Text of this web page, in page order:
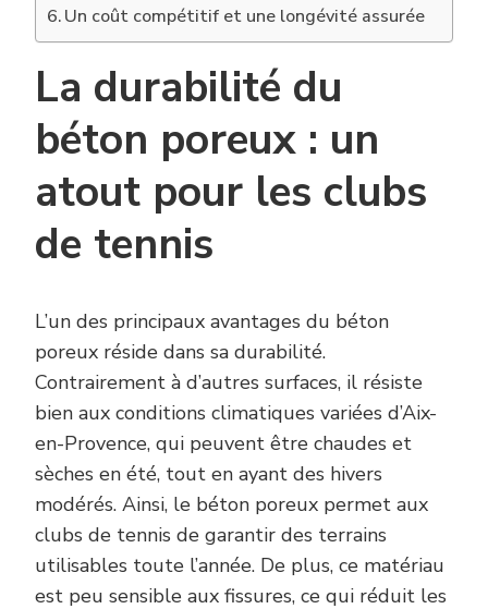
Un coût compétitif et une longévité assurée
La durabilité du
béton poreux : un
atout pour les clubs
de tennis
L’un des principaux avantages du béton
poreux réside dans sa durabilité.
Contrairement à d’autres surfaces, il résiste
bien aux conditions climatiques variées d’Aix-
en-Provence, qui peuvent être chaudes et
sèches en été, tout en ayant des hivers
modérés. Ainsi, le béton poreux permet aux
clubs de tennis de garantir des terrains
utilisables toute l’année. De plus, ce matériau
est peu sensible aux fissures, ce qui réduit les